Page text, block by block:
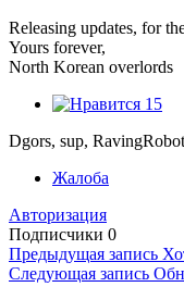
Releasing updates, for
Yours forever,
North Korean overlords
15
Dgors, sup,
Жалоба
Авторизация
Подписчики 0
Предыдущая запись
Следующая запись